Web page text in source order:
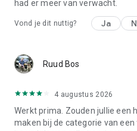
had er meer van verwacht.
Vond je dit nuttig? Ja
Ruud Bos
4 augustus 2026
Werkt prima. Zouden jullie een
maken bij de categorie van